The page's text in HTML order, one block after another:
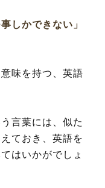
しかできない」
味を持つ、英語
言葉には、似た
ておき、英語を
はいかがでしょ